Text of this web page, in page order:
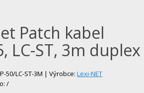
Patch kabel
LC-ST, 3m duplex
50/LC-ST-3M | Výrobce:Lexi-NET
/